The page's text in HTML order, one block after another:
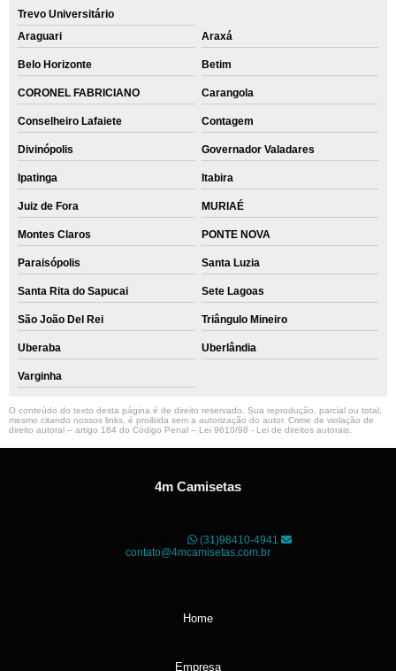
Trevo Universitário
Araguari
Araxá
Belo Horizonte Betim
CORONEL FABRICIANO Carangola
Conselheiro Lafaiete Contagem
Divinópolis Governador Valadares
Ipatinga Itabira
Juiz de Fora MURIAÉ
Montes Claros PONTE NOVA
Paraisópolis Santa Luzia
Santa Rita do Sapucai Sete Lagoas
São João Del Rei Triângulo Mineiro
Uberaba Uberlândia
Varginha
O conteúdo do texto desta página é de direito reservado. Sua reprodução, parcial ou total,
mesmo citando nossos links, é proibida sem a autorização do autor. Crime de violação de
direito autoral – artigo 184 do Código Penal – Lei 9610/98 - Lei de direitos autorais
4m Camisetas
(31)98410-4941
contato@4mcamisetas.com.br
Home
Empresa